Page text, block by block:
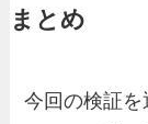
まとめ
今回の検証